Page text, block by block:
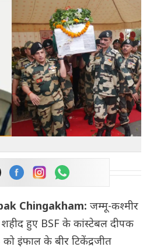
Chingakham: जम्मू-कश्मीर
शहीद हुए BSF के कांस्टेबल दीपक
इंफाल के बीर टिकेंद्रजीत